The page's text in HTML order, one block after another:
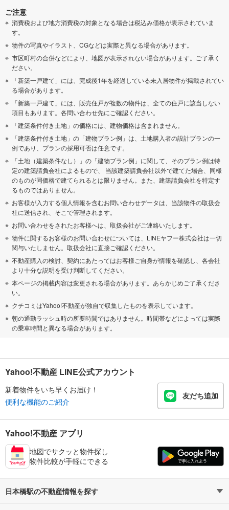
ご注意
消費税および地方消費税の対象となる場合は税込み価格が表示されていま
す。
物件の写真やイラスト、CGなどは実際と異なる場合があります。
市区町村の合併などにより、地図が表示されない場合があります。ご了承く
ださい。
「新築一戸建て」には、完成後1年を経過している未入居物件が掲載されてい
る場合があります。
「新築一戸建て」には、販売住戸が複数の物件は、全ての住戸に該当しない
項目もあります。各問い合わせ先にご確認ください。
「建築条件付き土地」の価格には、建物価格は含まれません。
「建築条件付き土地」の「建物プラン例」は、土地購入者の設計プランの一
例であり、プランの採用可否は任意です。
「土地（建築条件なし）」の「建物プラン例」に関して、そのプラン例は特
定の建築請負会社によるもので、 当該建築請負会社以外で建てた場合、同様
のものが同価格で建てられるとは限りません。また、建築請負会社を特定す
るものではありません。
お客様が入力する個人情報を含むお問い合わせデータは、当該物件の取扱会
社に送信され、そこで管理されます。
お問い合わせをされたお客様へは、取扱会社がご連絡いたします。
物件に関するお客様のお問い合わせについては、LINEヤフー株式会社は一切
関与いたしません。取扱会社に直接ご確認ください。
不動産購入の検討、契約にあたってはお客様ご自身が情報を確認し、各会社
より十分な説明を受け判断してください。
本ページの掲載内容は変更される場合があります。あらかじめご了承くださ
い。
クチコミはYahoo!不動産が独自で収集したものを表示しています。
朝の通勤ラッシュ時の所要時間ではありません。時間帯などによっては実際
の乗車時間と異なる場合があります。
Yahoo!不動産 LINE公式アカウント
新着物件をいち早くお届け！
便利な機能のご紹介
友だち追加
Yahoo!不動産 アプリ
地図でサクッと物件探し
物件比較が手軽にできる
日本橋駅の不動産情報を探す